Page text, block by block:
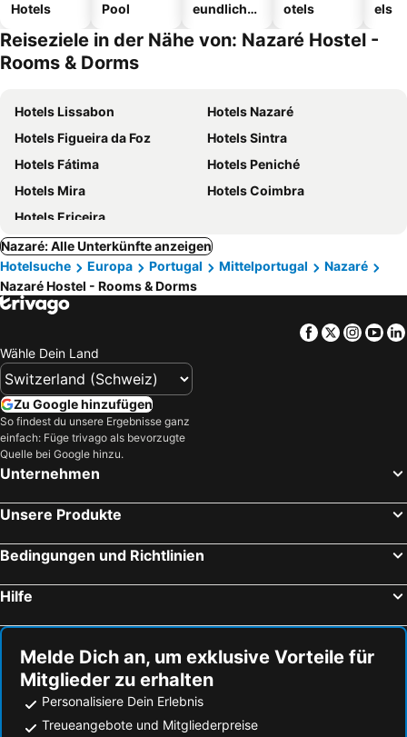
Hotels
Pool
eundliche
otels
els
Reiseziele in der Nähe von: Nazaré Hostel -
Rooms & Dorms
Hotels Lissabon
Hotels Nazaré
Hotels Figueira da Foz
Hotels Sintra
Hotels Fátima
Hotels Peniché
Hotels Mira
Hotels Coimbra
Hotels Ericeira
Nazaré: Alle Unterkünfte anzeigen
Hotelsuche
Europa Portugal Mittelportugal
Nazaré
Nazaré Hostel - Rooms & Dorms
Facebook
Twitter
Wähle Dein Land
Zu Google hinzufügen
So findest du unsere Ergebnisse ganz
einfach: Füge trivago als bevorzugte
Quelle bei Google hinzu.
Unternehmen
Unsere Produkte
Bedingungen und Richtlinien
Hilfe
Melde Dich an, um exklusive Vorteile für
Mitglieder zu erhalten
Personalisiere Dein Erlebnis
Treueangebote und Mitgliederpreise